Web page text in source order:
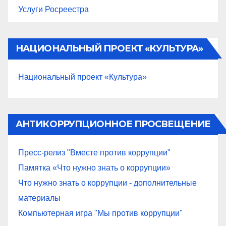
Услуги Росреестра
НАЦИОНАЛЬНЫЙ ПРОЕКТ «КУЛЬТУРА»
Национальный проект «Культура»
АНТИКОРРУПЦИОННОЕ ПРОСВЕЩЕНИЕ
Пресс-релиз "Вместе против коррупции"
Памятка «Что нужно знать о коррупции»
Что нужно знать о коррупции - дополнительные
материалы
Компьютерная игра "Мы против коррупции"